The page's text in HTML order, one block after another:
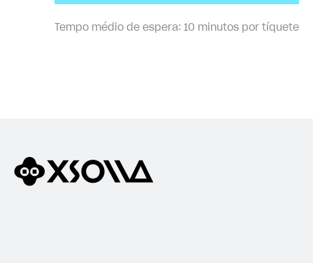
Tempo médio de espera: 10 minutos por tíquete